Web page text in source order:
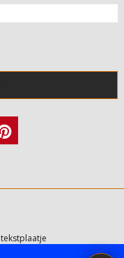
software.